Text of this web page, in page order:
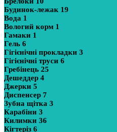
Будинок-лежак 19
Вода 1
Вологий корм 1
Гамаки 1
Гель 6
Гігієнічні прокладки 3
Гігієнічні труси 6
Гребінець 25
Дешеддер 4
Джерки 5
Диспенсер 7
Зубна щітка 3
Карабіни 3
Килимки 36
Кігтеріз 6